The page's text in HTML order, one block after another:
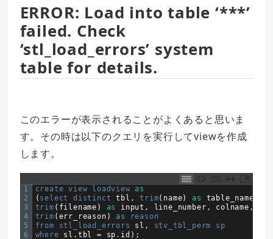
ERROR: Load into table ‘***’
failed. Check
‘stl_load_errors’ system
table for details.
このエラーが表示されることがよくあると思いま
す。その時は以下のクエリを実行してviewを作成
します。
1
2
3
4
5
6
create view loadview as
( select distinct tbl , trim( name) as table_name
trim ( filename ) as input , line_number , colname ,
trim ( err_reason ) as
reason
from
stl_load_errors sl , stv_tbl_perm sp
where sl . tbl = sp . id ) ;